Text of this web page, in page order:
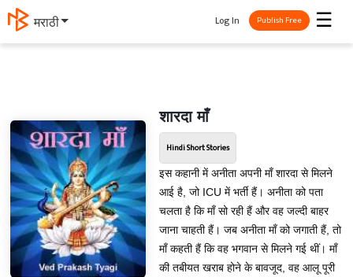
मराठी ☰
Log In Publish Free
शारदा माँ
Hindi Short Stories
इस कहानी में अनीता अपनी माँ शारदा से मिलने
आई है, जो ICU में भर्ती हैं। अनीता को पता
चलता है कि माँ सो रही हैं और वह जल्दी बाहर
जाना चाहती हैं। जब अनीता माँ को जगाती हैं, तो
माँ कहती हैं कि वह भगवान से मिलने गई थीं। माँ
की तबीयत खराब होने के बावजूद, वह आलू पूरी